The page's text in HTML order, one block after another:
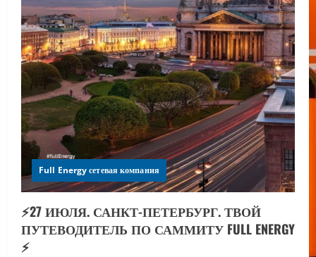
Full Energy сетевая компания
⚡️27 ИЮЛЯ. САНКТ-ПЕТЕРБУРГ. ТВОЙ
ПУТЕВОДИТЕЛЬ ПО САММИТУ FULL ENERGY
⚡️